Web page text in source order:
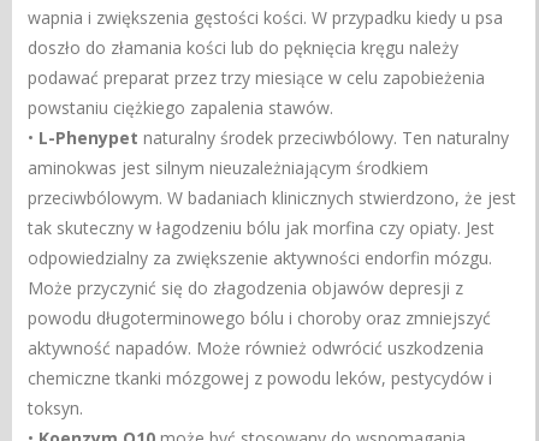
wapnia i zwiększenia gęstości kości. W przypadku kiedy u psa
doszło do złamania kości lub do pęknięcia kręgu należy
podawać preparat przez trzy miesiące w celu zapobieżenia
powstaniu ciężkiego zapalenia stawów.
• L-Phenypet naturalny środek przeciwbólowy. Ten naturalny
aminokwas jest silnym nieuzależniającym środkiem
przeciwbólowym. W badaniach klinicznych stwierdzono, że jest
tak skuteczny w łagodzeniu bólu jak morfina czy opiaty. Jest
odpowiedzialny za zwiększenie aktywności endorfin mózgu.
Może przyczynić się do złagodzenia objawów depresji z
powodu długoterminowego bólu i choroby oraz zmniejszyć
aktywność napadów. Może również odwrócić uszkodzenia
chemiczne tkanki mózgowej z powodu leków, pestycydów i
toksyn.